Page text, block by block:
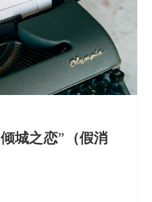
城之恋”（假消